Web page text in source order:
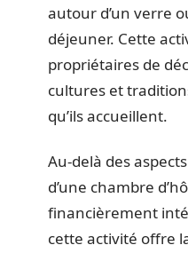
autour d’un verre
déjeuner. Cette
propriétaires de
cultures et
qu’ils accueillent.
Au-delà des
d’une chambre
financièrement
cette activité offre